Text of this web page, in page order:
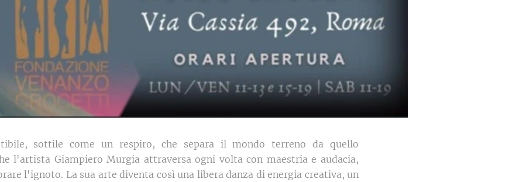
sottile come un respiro, che separa il mondo terreno da quello
l'artista Giampiero Murgia attraversa ogni volta con maestria e audacia,
l'ignoto. La sua arte diventa così una libera danza di energia creativa, un